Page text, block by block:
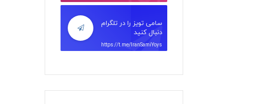
سامی تویز را در تلگرام
دنبال کنید
https://t.me/IranSamiYoys